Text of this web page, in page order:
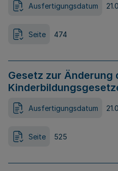
Ausfertigungsdatum
Seite 474
Gesetz zur Änderung
Ausfertigungsdatum
Seite 525